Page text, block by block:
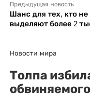
Предыдущая новость
Шанс для тех, кто
выделяют более 2
Новости мира
Толпа